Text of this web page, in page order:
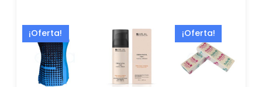
¡Oferta!
El
precio
actual
es:
19,99 €.
¡Oferta!
El
precio
original
era: